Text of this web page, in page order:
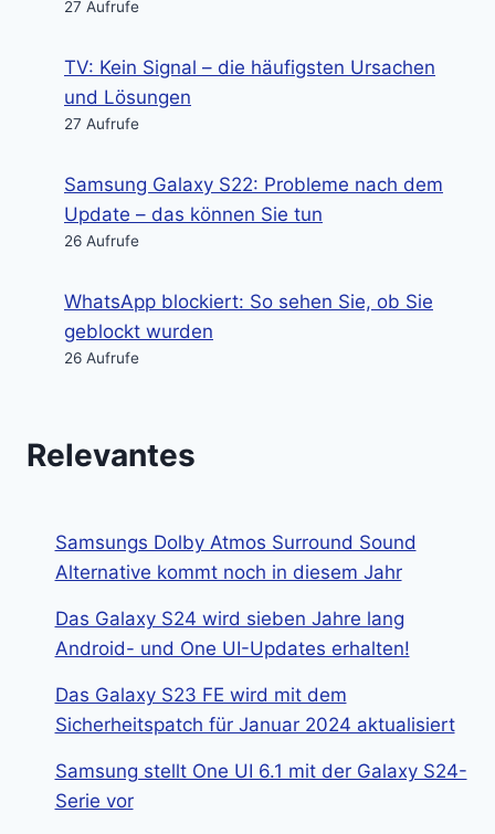
27 Aufrufe
TV: Kein Signal – die häufigsten Ursachen
und Lösungen
27 Aufrufe
Samsung Galaxy S22: Probleme nach dem
Update – das können Sie tun
26 Aufrufe
WhatsApp blockiert: So sehen Sie, ob Sie
geblockt wurden
26 Aufrufe
Relevantes
Samsungs Dolby Atmos Surround Sound
Alternative kommt noch in diesem Jahr
Das Galaxy S24 wird sieben Jahre lang
Android- und One UI-Updates erhalten!
Das Galaxy S23 FE wird mit dem
Sicherheitspatch für Januar 2024 aktualisiert
Samsung stellt One UI 6.1 mit der Galaxy S24-
Serie vor